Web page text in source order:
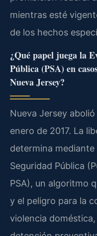
mientras esté
de los hechos
¿Qué papel juega la
Pública (PSA) en
Nueva Jersey?
Nueva Jersey
enero de 2017. La
determina mediante
Seguridad Pública
PSA), un algoritmo
y el peligro para la
violencia